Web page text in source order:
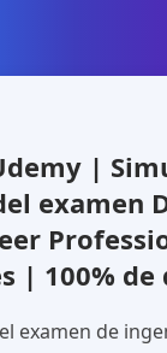
|
examen
| 100% de
examen de